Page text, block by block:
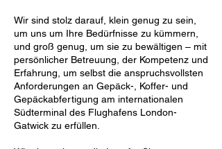
Wir sind stolz darauf, klein genug zu sein,
um uns um Ihre Bedürfnisse zu kümmern,
und groß genug, um sie zu bewältigen – mit
persönlicher Betreuung, der Kompetenz und
Erfahrung, um selbst die anspruchsvollsten
Anforderungen an Gepäck-, Koffer- und
Gepäckabfertigung am internationalen
Südterminal des Flughafens London-
Gatwick zu erfüllen.